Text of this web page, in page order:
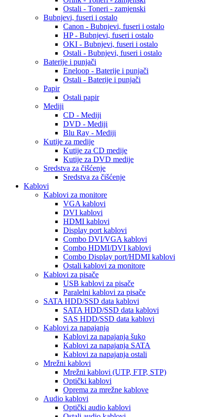
Ostali - Toneri - zamjenski
Bubnjevi, fuseri i ostalo
Canon - Bubnjevi, fuseri i ostalo
HP - Bubnjevi, fuseri i ostalo
OKI - Bubnjevi, fuseri i ostalo
Ostali - Bubnjevi, fuseri i ostalo
Baterije i punjači
Eneloop - Baterije i punjači
Ostali - Baterije i punjači
Papir
Ostali papir
Mediji
CD - Mediji
DVD - Mediji
Blu Ray - Mediji
Kutije za medije
Kutije za CD medije
Kutije za DVD medije
Sredstva za čišćenje
Sredstva za čišćenje
Kablovi
Kablovi za monitore
VGA kablovi
DVI kablovi
HDMI kablovi
Display port kablovi
Combo DVI/VGA kablovi
Combo HDMI/DVI kablovi
Combo Display port/HDMI kablovi
Ostali kablovi za monitore
Kablovi za pisače
USB kablovi za pisače
Paralelni kablovi za pisače
SATA HDD/SSD data kablovi
SATA HDD/SSD data kablovi
SAS HDD/SSD data kablovi
Kablovi za napajanja
Kablovi za napajanja šuko
Kablovi za napajanja SATA
Kablovi za napajanja ostali
Mrežni kablovi
Mrežni kablovi (UTP, FTP, STP)
Optički kablovi
Oprema za mrežne kablove
Audio kablovi
Optički audio kablovi